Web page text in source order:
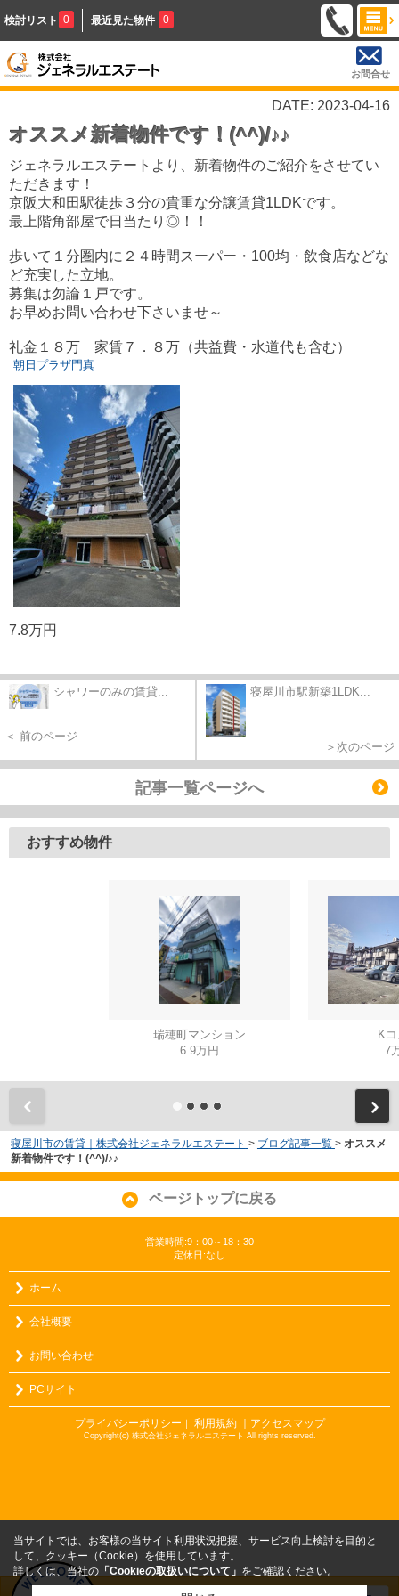
検討リスト 0 最近見た物件 0
お問合せ
DATE: 2023-04-16
オススメ新着物件です！(^^)/♪♪
ジェネラルエステートより、新着物件のご紹介をさせてい
ただきます！
京阪大和田駅徒歩３分の貴重な分譲賃貸1LDKです。
最上階角部屋で日当たり◎！！
歩いて１分圏内に２４時間スーパー・100均・飲食店などな
ど充実した立地。
募集は勿論１戸です。
お早めお問い合わせ下さいませ～
礼金１８万 家賃７．８万（共益費・水道代も含む）
朝日プラザ門真
7.8万円
シャワーのみの賃貸...
＜ 前のページ
寝屋川市駅新築1LDK...
＞次のページ
記事一覧ページへ
おすすめ物件
瑞穂町マンション
6.9万円
K
7
寝屋川市の賃貸｜株式会社ジェネラルエステート > ブログ記事一覧 > オススメ
新着物件です！(^^)/♪♪
ページトップに戻る
営業時間:9：00～18：30
定休日:なし
ホーム
会社概要
お問い合わせ
PCサイト
プライバシーポリシー ｜ 利用規約 ｜アクセスマップ
Copyright(c) 株式会社ジェネラルエステート All rights reserved.
当サイトでは、お客様の当サイト利用状況把握、サービス向上検討を目的と
して、クッキー（Cookie）を使用しています。
詳しくは、当社の 「Cookieの取扱いについて」 をご確認ください。